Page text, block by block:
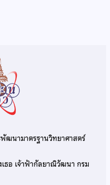
ฒนามาตรฐานวิทยาศาสตร์
ธอ เจ้าฟ้ากัลยาณิวัฒนา กรม